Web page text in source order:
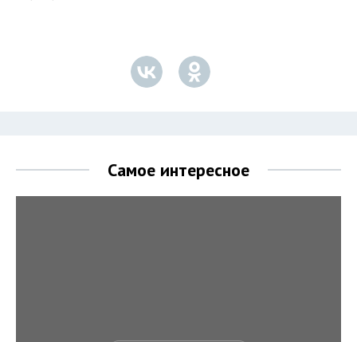
Самое интересное